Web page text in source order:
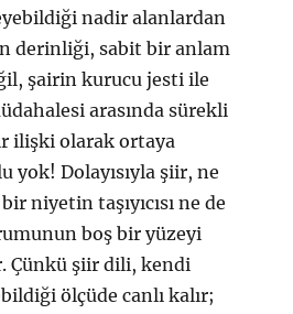
nadir alanlardan
derinliği, sabit bir anlam
şairin kurucu jesti ile
arasında sürekli
ilişki olarak ortaya
yok! Dolayısıyla şiir, ne
niyetin taşıyıcısı ne de
boş bir yüzeyi
Çünkü şiir dili, kendi
ölçüde canlı kalır;